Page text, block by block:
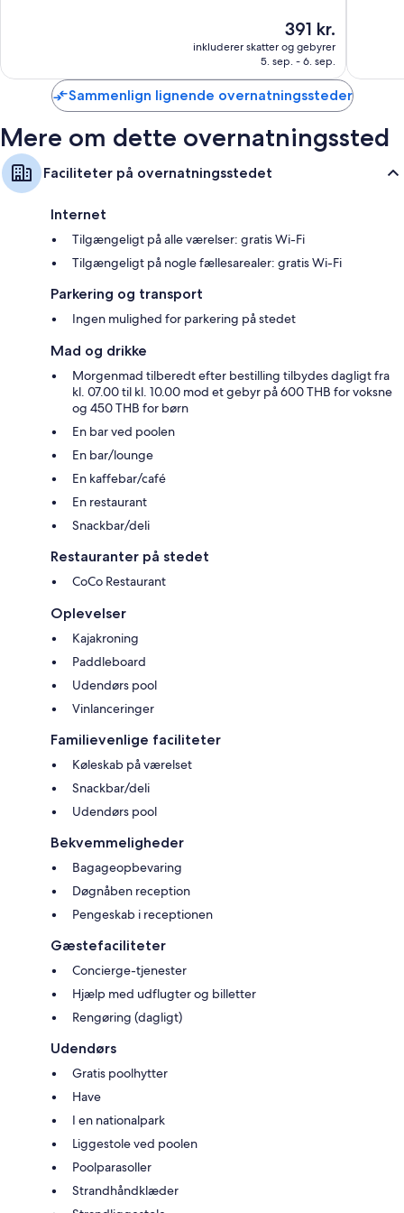
Badeværelser med brusere og gratis toiletartikler
Balkon, køleskabe og elkedler
Prisen
er
391 kr.
391 kr.
inkluderer skatter og gebyrer
5. sep. - 6. sep.
Sammenlign lignende overnatningssteder
Mere om dette overnatningssted
Faciliteter på overnatningsstedet
Internet
Tilgængeligt på alle værelser: gratis Wi-Fi
Tilgængeligt på nogle fællesarealer: gratis Wi-Fi
Parkering og transport
Ingen mulighed for parkering på stedet
Mad og drikke
Morgenmad tilberedt efter bestilling tilbydes dagligt fra
kl. 07.00 til kl. 10.00 mod et gebyr på 600 THB for voksne
og 450 THB for børn
En bar ved poolen
En bar/lounge
En kaffebar/café
En restaurant
Snackbar/deli
Restauranter på stedet
CoCo Restaurant
Oplevelser
Kajakroning
Paddleboard
Udendørs pool
Vinlanceringer
Familievenlige faciliteter
Køleskab på værelset
Snackbar/deli
Udendørs pool
Bekvemmeligheder
Bagageopbevaring
Døgnåben reception
Pengeskab i receptionen
Gæstefaciliteter
Concierge-tjenester
Hjælp med udflugter og billetter
Rengøring (dagligt)
Udendørs
Gratis poolhytter
Have
I en nationalpark
Liggestole ved poolen
Poolparasoller
Strandhåndklæder